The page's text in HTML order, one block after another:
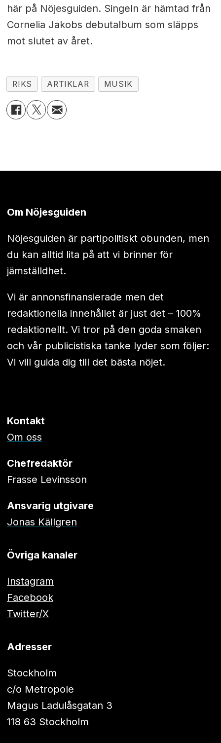
här på Nöjesguiden. Singeln är hämtad från
Cornelia Jakobs debutalbum som släpps
mot slutet av året.
RIKS ARTIKLAR MUSIK
Om Nöjesguiden
Nöjesguiden är partipolitiskt obunden, men
du kan alltid lita på att vi brinner för
jämställdhet.
Vi är annonsfinansierade men det
redaktionella innehållet är just det – 100%
redaktionellt. Vi tror på den goda smaken
och vår publicistiska tanke lyder som följer:
Vi vill guida dig till det bästa nöjet.
Kontakt
Om oss
Chefredaktör
Frasse Levinsson
Ansvarig utgivare
Jonas Källgren
Övriga kanaler
Instagram
Facebook
Twitter/X
Adresser
Stockholm
c/o Metropole
Magus Ladulåsgatan 3
118 63 Stockholm